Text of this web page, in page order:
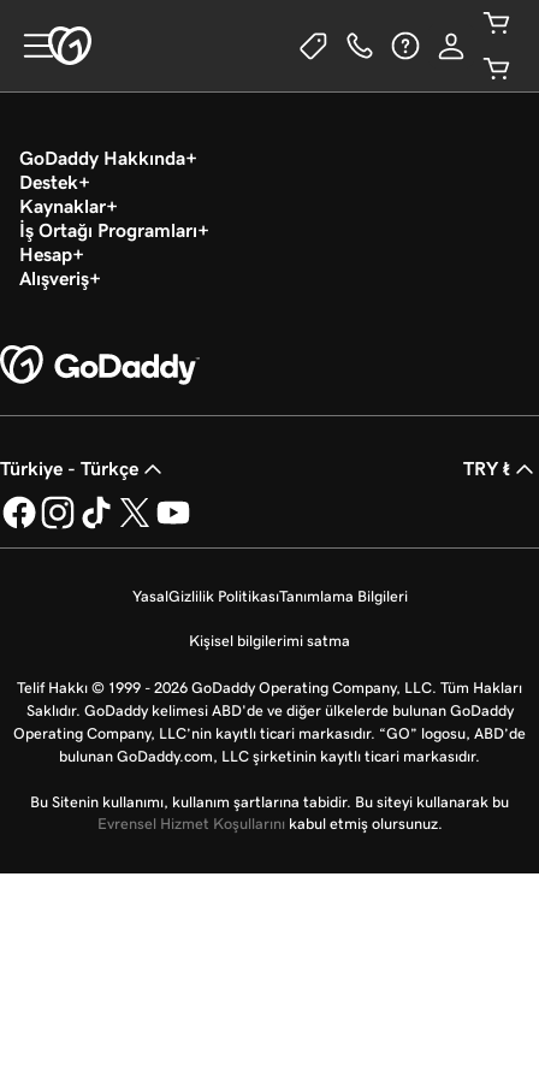
GoDaddy Hakkında
Destek
Kaynaklar
İş Ortağı Programları
Hesap
Alışveriş
Türkiye - Türkçe TRY ₺
YasalGizlilik PolitikasıTanımlama Bilgileri
Kişisel bilgilerimi satma
Telif Hakkı © 1999 - 2026 GoDaddy Operating Company, LLC. Tüm Hakları
Saklıdır. GoDaddy kelimesi ABD'de ve diğer ülkelerde bulunan GoDaddy
Operating Company, LLC’nin kayıtlı ticari markasıdır. “GO” logosu, ABD’de
bulunan GoDaddy.com, LLC şirketinin kayıtlı ticari markasıdır.
Bu Sitenin kullanımı, kullanım şartlarına tabidir. Bu siteyi kullanarak bu
Evrensel Hizmet Koşullarını kabul etmiş olursunuz.